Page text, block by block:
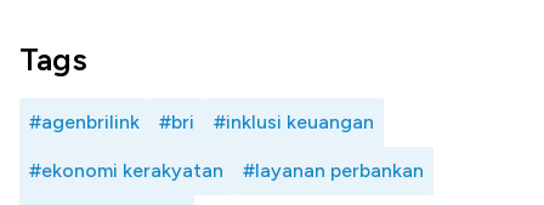
Tags
#agenbrilink #bri #inklusi keuangan
#ekonomi kerakyatan #layanan perbankan